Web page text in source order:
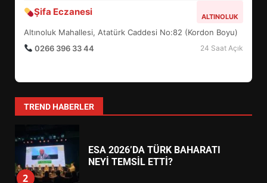
Şifa Eczanesi ALTINOLUK
Altınoluk Mahallesi, Atatürk Caddesi No:82 (Kordon Boyu)
0266 396 33 44
24 Saat Açık
TREND HABERLER
7
YENİ YÖNETİM NASIL
ŞEKİLLENDİ?
1
HAREKETE GEÇİYOR: GÖZLER
2
ESA 2026’DA TÜRK BAHARATI
NEYİ TEMSİL ETTİ?